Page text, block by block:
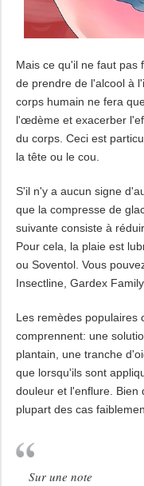
Mais ce qu'il ne faut pas
de prendre de l'alcool à
corps humain ne fera
l'œdème et exacerber
du corps. Ceci est
la tête ou le cou.
S'il n'y a aucun signe
que la compresse de
suivante consiste à
Pour cela, la plaie est
ou Soventol. Vous
Insectline, Gardex
Les remèdes populaires
comprennent: une
plantain, une tranche
que lorsqu'ils sont
douleur et l'enflure. Bien
plupart des cas
Sur une note